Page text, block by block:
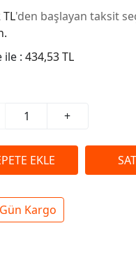
'den başlayan taksit
ile : 434,53 TL
+
Kargo